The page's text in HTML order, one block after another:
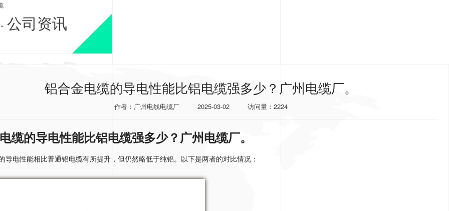
公司资讯
铝合金电缆的导电性能比铝电缆强多少？广州电缆厂。
作者：广州电线电缆厂 2025-03-02 访问量：2224
缆的导电性能比铝电缆强多少？广州电缆厂。
导电性能相比普通铝电缆有所提升，但仍然略低于纯铝。以下是两者的对比情况：